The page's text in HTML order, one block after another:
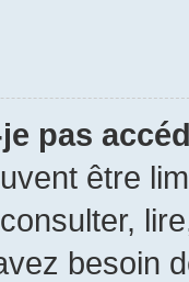
pas
être
besoin